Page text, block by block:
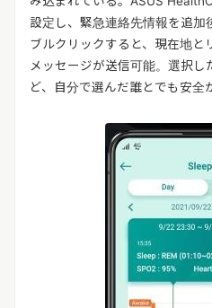
設定し、緊急連絡先情報を追加
ブルクリックすると、現在地と
メッセージが送信可能。選択
ど、自分で選んだ誰とでも安全